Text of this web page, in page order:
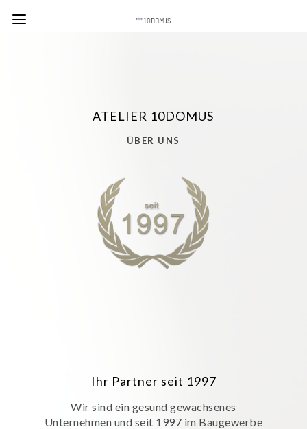
ATELIER 10DOMUS
ÜBER UNS
Ihr Partner seit 1997
Wir sind ein gesund gewachsenes
Unternehmen und seit 1997 im Baugewerbe